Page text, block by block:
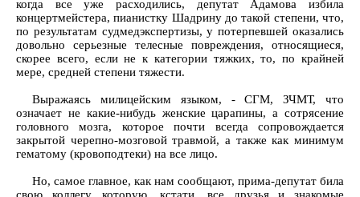
когда все уже расходились, депутат Адамова избила
концертмейстера, пианистку Шадрину до такой степени, что,
по результатам судмедэкспертизы, у потерпевшей оказались
довольно серьезные телесные повреждения, относящиеся,
скорее всего, если не к категории тяжких, то, по крайней
мере, средней степени тяжести.
Выражаясь милицейским языком, - СГМ, ЗЧМТ, что
означает не какие-нибудь женские царапины, а сотрясение
головного мозга, которое почти всегда сопровождается
закрытой черепно-мозговой травмой, а также как минимум
гематому (кровоподтеки) на все лицо.
Но, самое главное, как нам сообщают, прима-депутат била